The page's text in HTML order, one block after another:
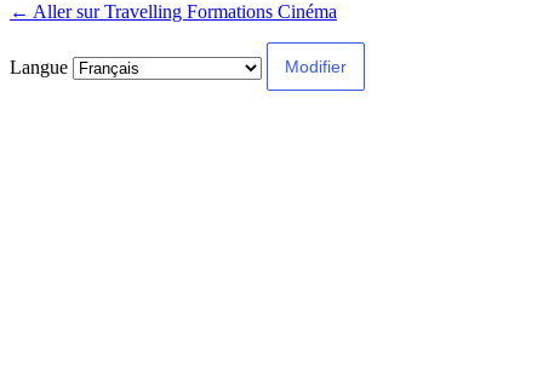
← Aller sur Travelling Formations Cinéma
Langue